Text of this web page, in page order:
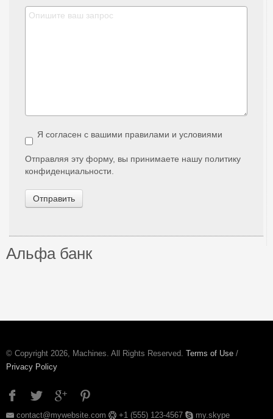
Я согласен с вашими правилами и условиями
Отправляя эту форму, вы принимаете нашу политику
конфиденциальности.
Отправить
Альфа банк
© Copyright 2026, Machines. All Rights Reserved. Terms of Use /
Privacy Policy
contact@mywebsite.com +1 (555) 123-4567 my.skype